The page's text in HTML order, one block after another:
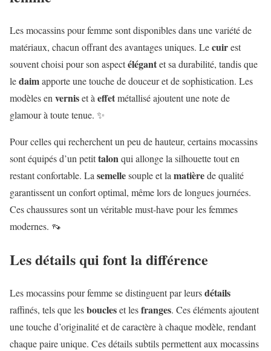
Les mocassins pour femme sont disponibles dans une variété de
matériaux, chacun offrant des avantages uniques. Lecuirest
souvent choisi pour son aspectélégantet sa durabilité, tandis que
ledaimapporte une touche de douceur et de sophistication. Les
modèles enverniset àeffetmétallisé ajoutent une note de
glamour à toute tenue. ✨
Pour celles qui recherchent un peu de hauteur, certains mocassins
sont équipés d’un petittalonqui allonge la silhouette tout en
restant confortable. Lasemellesouple et lamatièrede qualité
garantissent un confort optimal, même lors de longues journées.
Ces chaussures sont un véritable must-have pour les femmes
modernes. 👡
Les détails qui font la différence
Les mocassins pour femme se distinguent par leursdétails
raffinés, tels que lesboucleset lesfranges. Ces éléments ajoutent
une touche d’originalité et de caractère à chaque modèle, rendant
chaque paire unique. Ces détails subtils permettent aux mocassins